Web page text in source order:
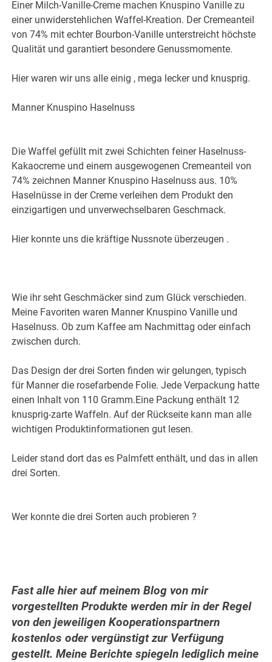
Einer Milch-Vanille-Creme machen Knuspino Vanille zu
einer unwiderstehlichen Waffel-Kreation. Der Cremeanteil
von 74% mit echter Bourbon-Vanille unterstreicht höchste
Qualität und garantiert besondere Genussmomente.
Hier waren wir uns alle einig , mega lecker und knusprig.
Manner Knuspino Haselnuss
Die Waffel gefüllt mit zwei Schichten feiner Haselnuss-
Kakaocreme und einem ausgewogenen Cremeanteil von
74% zeichnen Manner Knuspino Haselnuss aus. 10%
Haselnüsse in der Creme verleihen dem Produkt den
einzigartigen und unverwechselbaren Geschmack.
Hier konnte uns die kräftige Nussnote überzeugen .
Wie ihr seht Geschmäcker sind zum Glück verschieden.
Meine Favoriten waren Manner Knuspino Vanille und
Haselnuss. Ob zum Kaffee am Nachmittag oder einfach
zwischen durch.
Das Design der drei Sorten finden wir gelungen, typisch
für Manner die rosefarbende Folie. Jede Verpackung hatte
einen Inhalt von 110 Gramm.Eine Packung enthält 12
knusprig-zarte Waffeln. Auf der Rückseite kann man alle
wichtigen Produktinformationen gut lesen.
Leider stand dort das es Palmfett enthält, und das in allen
drei Sorten.
Wer konnte die drei Sorten auch probieren ?
Fast alle hier auf meinem Blog von mir
vorgestellten Produkte werden mir in der Regel
von den jeweiligen Kooperationspartnern
kostenlos oder vergünstigt zur Verfügung
gestellt. Meine Berichte spiegeln lediglich meine